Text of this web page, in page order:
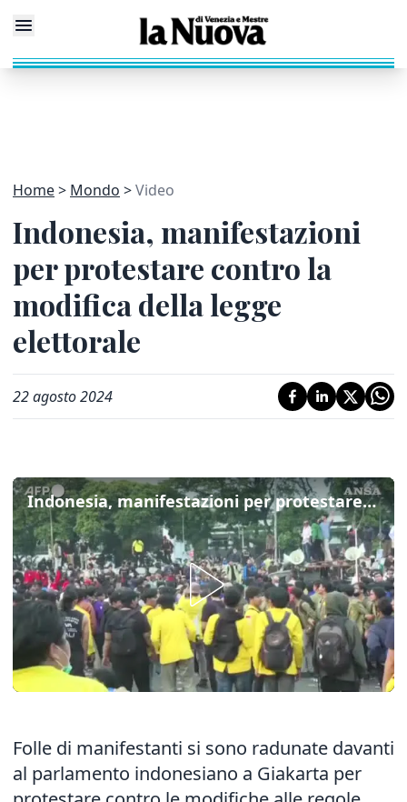
Home Mondo Video
Indonesia, manifestazioni
per protestare contro la
modifica della legge
elettorale
22 agosto 2024
Indonesia, manifestazioni per protestare contro la modifica della legge elettorale
Folle di manifestanti si sono radunate davanti
al parlamento indonesiano a Giakarta per